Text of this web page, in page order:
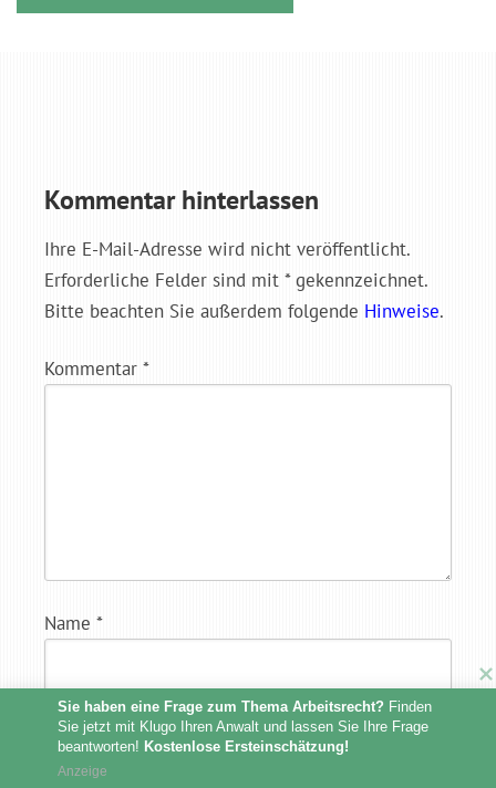
Kommentar hinterlassen
Ihre E-Mail-Adresse wird nicht veröffentlicht.
Erforderliche Felder sind mit * gekennzeichnet.
Bitte beachten Sie außerdem folgende Hinweise.
Kommentar *
Name *
E-Mail-Adresse*
Sie haben eine Frage zum Thema Arbeitsrecht? Finden
Sie jetzt mit Klugo Ihren Anwalt und lassen Sie Ihre Frage
beantworten! Kostenlose Ersteinschätzung!
Anzeige